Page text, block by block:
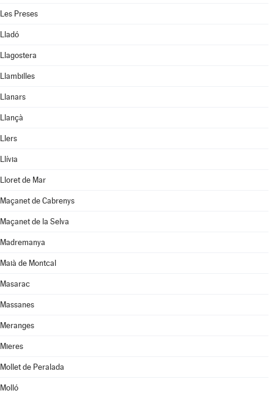
Les Preses
Lladó
Llagostera
Llambilles
Llanars
Llançà
Llers
Llívia
Lloret de Mar
Maçanet de Cabrenys
Maçanet de la Selva
Madremanya
Maià de Montcal
Masarac
Massanes
Meranges
Mieres
Mollet de Peralada
Molló